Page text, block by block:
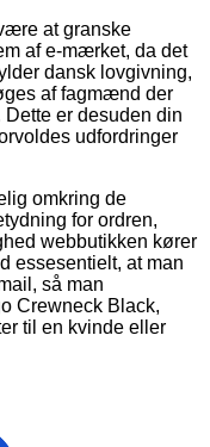
at granske
af e-mærket, da det
dansk lovgivning,
af fagmænd der
er desuden din
udfordringer
omkring de
for ordren,
webbutikken kører
essesentielt, at man
så man
Crewneck Black,
til en kvinde eller